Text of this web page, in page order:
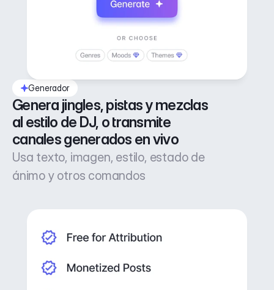
Generador
Genera jingles, pistas y mezclas
al estilo de DJ, o transmite
canales generados en vivo
Usa texto, imagen, estilo, estado de
ánimo y otros comandos